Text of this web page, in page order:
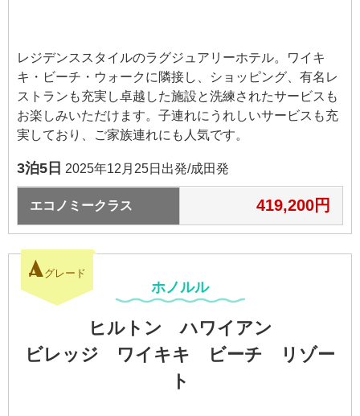
レジデンススタイルのラグジュアリーホテル。ワイキ
キ・ビーチ・ウォークに隣接し、ショッピング、有名レ
ストランも充実し卓越した施設と洗練されたサービスも
お楽しみいただけます。子連れにうれしいサービスも充
実しており、ご家族連れにも人気です。
3泊5日 2025年12月25日出発/成田発
エコノミークラス 419,200円
A グレード
ホノルル
ヒルトン ハワイアン
ビレッジ ワイキキ
ビーチ リゾー
ト